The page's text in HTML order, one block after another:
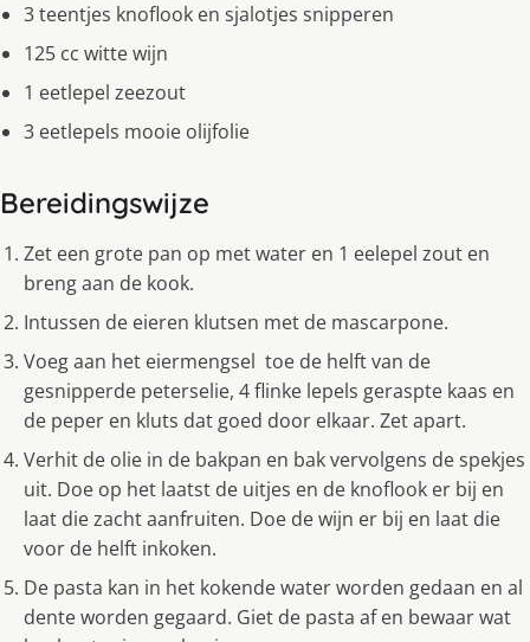
3 teentjes knoflook en sjalotjes snipperen
125 cc witte wijn
1 eetlepel zeezout
3 eetlepels mooie olijfolie
Bereidingswijze
Zet een grote pan op met water en 1 eelepel zout en
breng aan de kook.
Intussen de eieren klutsen met de mascarpone.
Voeg aan het eiermengsel toe de helft van de
gesnipperde peterselie, 4 flinke lepels geraspte kaas en
de peper en kluts dat goed door elkaar. Zet apart.
Verhit de olie in de bakpan en bak vervolgens de spekjes
uit. Doe op het laatst de uitjes en de knoflook er bij en
laat die zacht aanfruiten. Doe de wijn er bij en laat die
voor de helft inkoken.
De pasta kan in het kokende water worden gedaan en al
dente worden gegaard. Giet de pasta af en bewaar wat